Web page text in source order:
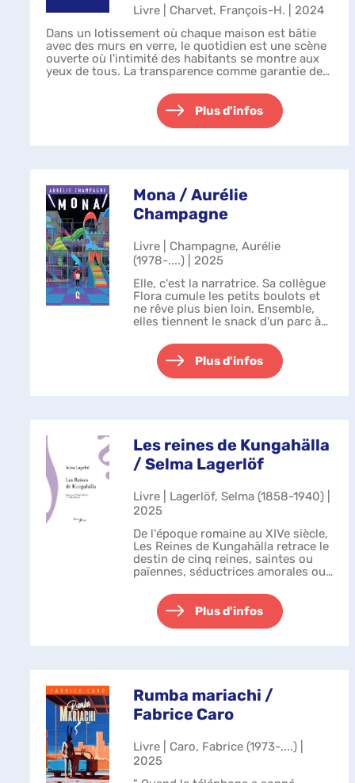
Livre | Charvet, François-H. | 2024
Dans un lotissement où chaque maison est bâtie
avec des murs en verre, le quotidien est une scène
ouverte où l'intimité des habitants se montre aux
yeux de tous. La transparence comme garantie de
Plus d'infos
Mona / Aurélie
Champagne
Livre | Champagne, Aurélie
(1978-....) | 2025
Elle, c'est la narratrice. Sa collègue
Flora cumule les petits boulots et
ne rêve plus bien loin. Ensemble,
elles tiennent le snack d'un parc à
weekend, s'ébattent des hordes
d'enfants criards et...
Plus d'infos
Les reines de Kungahälla
/ Selma Lagerlöf
Livre | Lagerlöf, Selma (1858-1940) |
2025
De l'époque romaine au XIVe siècle,
Les Reines de Kungahälla retrace le
destin de cinq reines, saintes ou
païennes, séductrices amorales ou
Lagerlöf puise dans la chronique
des royaumes scandinaves pour ...
Plus d'infos
Rumba mariachi /
Fabrice Caro
Livre | Caro, Fabrice (1973-....) |
2025